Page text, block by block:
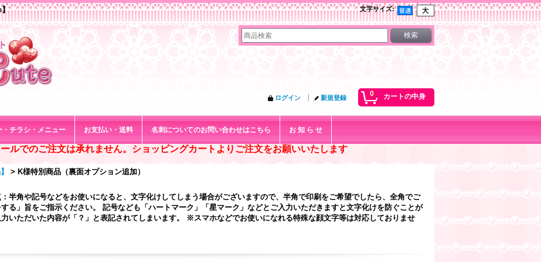
】 文字サイズ:
0 カートの中身
ログイン 新規登録
・チラシ・メニュー お支払い・送料 名刺についてのお問い合わせはこちら お 知 ら せ
ルでのご注文は承れません。ショッピングカートよりご注文をお願いいたします
> K様特別商品（裏面オプション追加）
半角や記号などをお使いになると、文字化けしてしまう場合がございますので、半角で印刷をご希望でしたら、全角でご
る」旨をご指示ください。 記号なども「ハートマーク」「星マーク」などとご入力いただきますと文字化けを防ぐことが
いただいた内容が「？」と表記されてしまいます。 ※スマホなどでお使いになれる特殊な顔文字等は対応しておりませ